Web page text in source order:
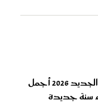
عبارات العام الجديد 2026 أجمل
سنة جديدة